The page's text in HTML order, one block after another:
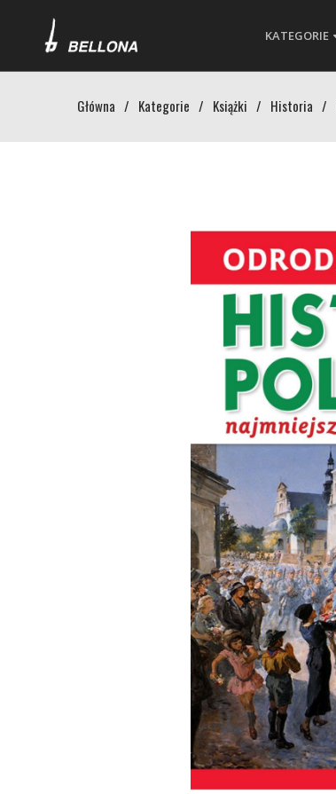
KATEGORIE
Główna / Kategorie / Książki / Historia /